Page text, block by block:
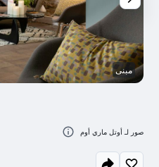
مبنى
صور لـ أوتل ماري أوم